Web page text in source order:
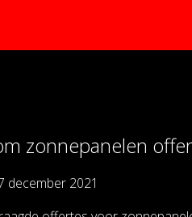
zonnepanelen
december 2021